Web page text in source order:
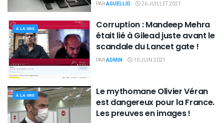
PARAGUELLID 26 JUILLET 2021
À LA UNE
Corruption : Mandeep Mehra
était lié à Gilead juste avant le
scandale du Lancet gate !
PARADMIN 10 JUIN 2021
À LA UNE
Le mythomane Olivier Véran
est dangereux pour la France.
Les preuves en images !